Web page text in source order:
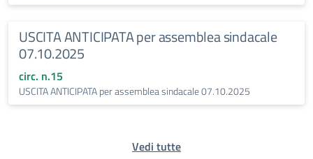
USCITA ANTICIPATA per assemblea sindacale
07.10.2025
circ. n.15
USCITA ANTICIPATA per assemblea sindacale 07.10.2025
Vedi tutte